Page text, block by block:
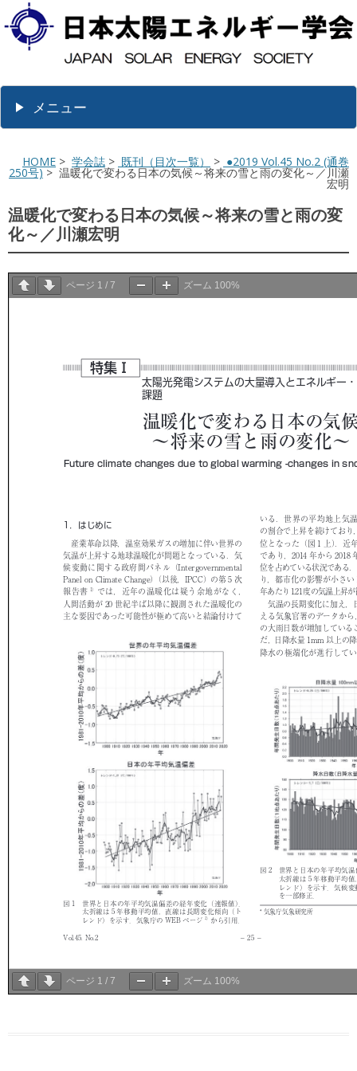
メニュー
HOME > 学会誌 > 既刊（目次一覧） > ●2019 Vol.45 No.2 (通巻
250号) > 温暖化で変わる日本の気候～将来の雪と雨の変化～／川瀬
宏明
温暖化で変わる日本の気候～将来の雪と雨の変
化～／川瀬宏明
ページ 1 / 7 ズーム 100%
ページ 1 / 7 ズーム 100%